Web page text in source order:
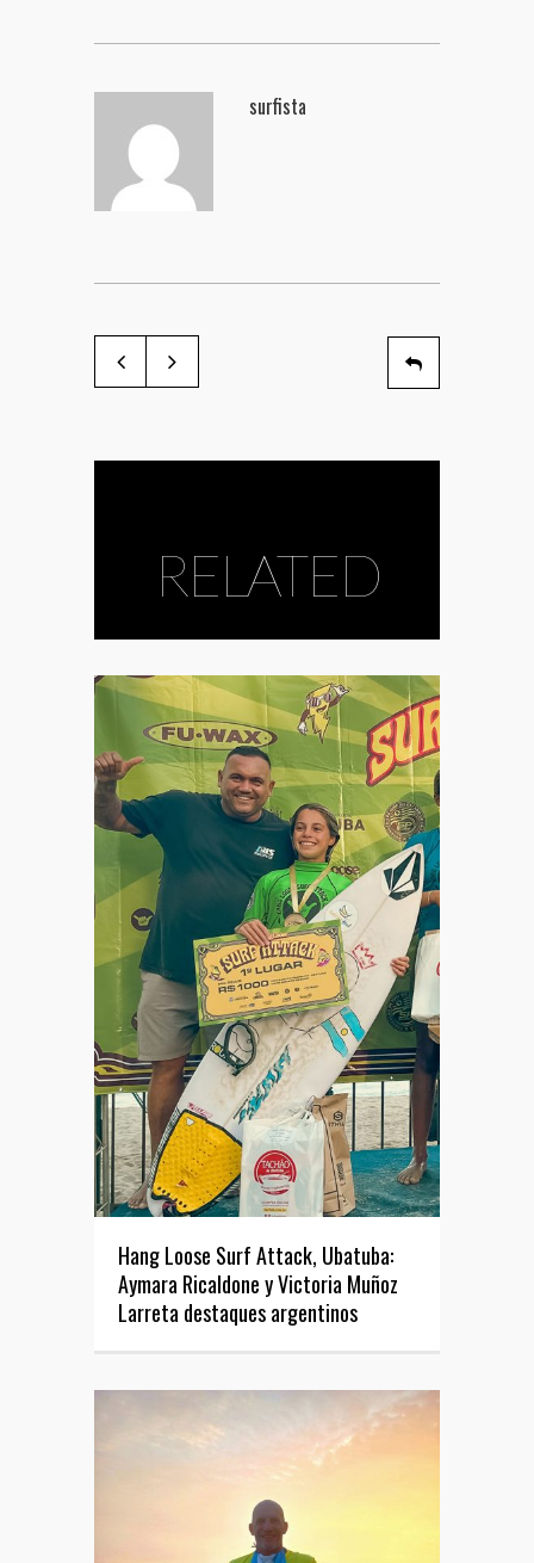
surfista
RELATED
Hang Loose Surf Attack, Ubatuba:
Aymara Ricaldone y Victoria Muñoz
Larreta destaques argentinos